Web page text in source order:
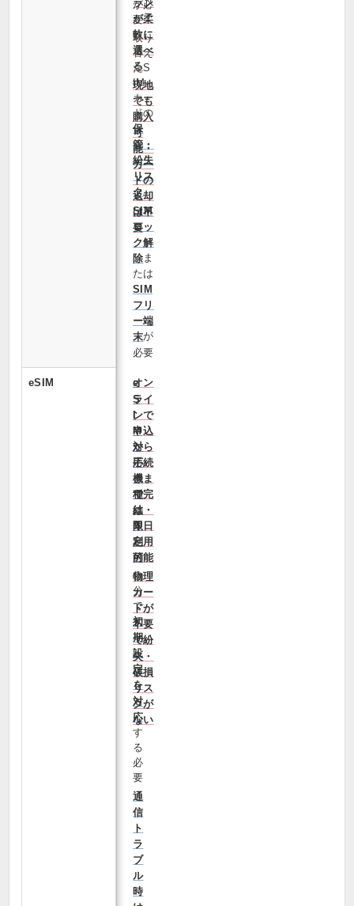
ラン
が柔
軟に
選べ
る
現地
でも
購入
可
能・
カー
ドの
返却
は不
要
が必
要
取り
替え
たS
IM
カー
ドの
保
管・
紛失
リス
ク
SIM
ロッ
ク解
除ま
たは
SIM
フリ
ー端
末が
必要
eSIM
オン
ライ
ンで
申込
から
手続
きま
で完
結・
即日
利用
可能
物理
カー
ドが
不要
で紛
失・
破損
リス
クが
ない
e
S
I
M
対
応
機
種
は
限
定
的
自
分
で
初
期
設
定
を
対
応
す
る
必
要
通
信
ト
ラ
ブ
ル
時